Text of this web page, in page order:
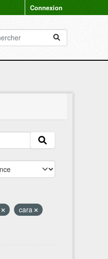
Connexion
cara